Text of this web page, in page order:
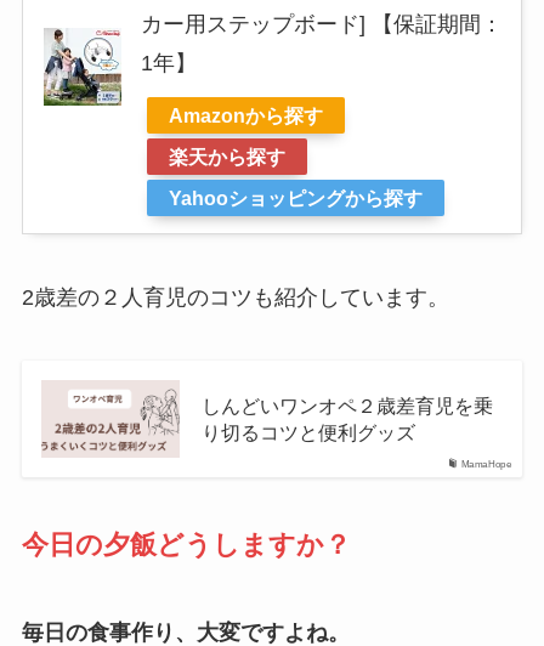
カー用ステップボード] 【保証期間：
1年】
Amazonから探す
楽天から探す
Yahooショッピングから探す
2歳差の２人育児のコツも紹介しています。
MamaHope
しんどいワンオペ２歳差育児を乗
り切るコツと便利グッズ
今日の夕飯どうしますか？
毎日の食事作り、大変ですよね。